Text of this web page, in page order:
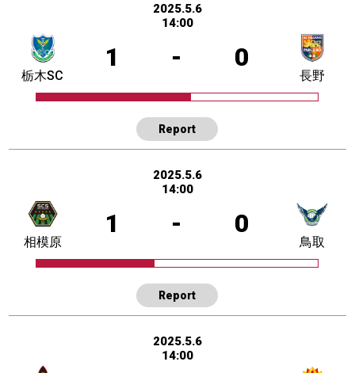
2025.5.6
14:00
1 - 0
栃木SC 長野
Report
2025.5.6
14:00
1 - 0
相模原 鳥取
Report
2025.5.6
14:00